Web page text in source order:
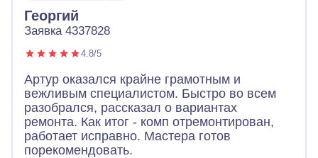
Георгий
Заявка 4337828
4.8/5
Артур оказался крайне грамотным и
вежливым специалистом. Быстро во всем
разобрался, рассказал о вариантах
ремонта. Как итог - комп отремонтирован,
работает исправно. Мастера готов
порекомендовать.